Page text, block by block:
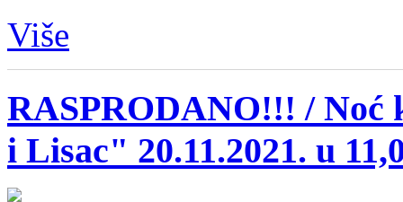
Više
RASPRODANO!!! / Noć
i Lisac" 20.11.2021. u